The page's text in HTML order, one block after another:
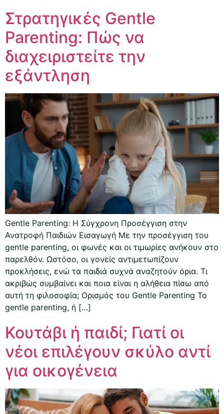
Στρατηγικές Gentle
Parenting: Πώς να
διαχειριστείτε την
εξάντληση
Gentle Parenting: Η Σύγχρονη Προσέγγιση στην
Ανατροφή Παιδιών Εισαγωγή Με την προσέγγιση του
gentle parenting, οι φωνές και οι τιμωρίες ανήκουν στο
παρελθόν. Ωστόσο, οι γονείς αντιμετωπίζουν
προκλήσεις, ενώ τα παιδιά συχνά αναζητούν όρια. Τι
ακριβώς συμβαίνει και ποια είναι η αλήθεια πίσω από
αυτή τη φιλοσοφία; Ορισμός του Gentle Parenting Το
gentle parenting, ή […]
Κουτάβι ή παιδί; Γιατί οι
νέοι επιλέγουν σκύλο αντί
για οικογένεια